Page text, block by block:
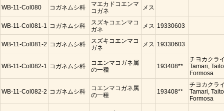
WB-11-Col080 コガネムシ科
マエカドコエンマ
コガネ
メス
WB-11-Col081-1 コガネムシ科
スズキコエンマコ
ガネ
メス 19330603
WB-11-Col081-2 コガネムシ科
スズキコエンマコ
ガネ
メス 19330603
WB-11-Col082-1 コガネムシ科
コエンマコガネ属
の一種
193408**
チヨカクラ
Tamari,
Formosa
WB-11-Col082-2 コガネムシ科
コエンマコガネ属
の一種
193408**
チヨカクラ
Tamari,
Formosa